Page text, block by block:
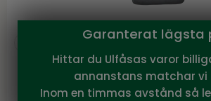
Kampanjer
Brafab
Garanterat lägsta
Hittar du Ulfåsas varor
annanstans matchar vi
Inom en timmas avstånd så